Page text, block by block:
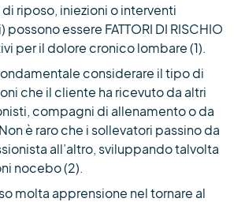
riposo, iniezioni o interventi
possono essere FATTORI DI RISCHIO
per il dolore cronico lombare (1).
considerare il tipo di
che il cliente ha ricevuto da altri
compagni di allenamento o da
è raro che i sollevatori passino da
all’altro, sviluppando talvolta
nocebo (2).
molta apprensione nel tornare al